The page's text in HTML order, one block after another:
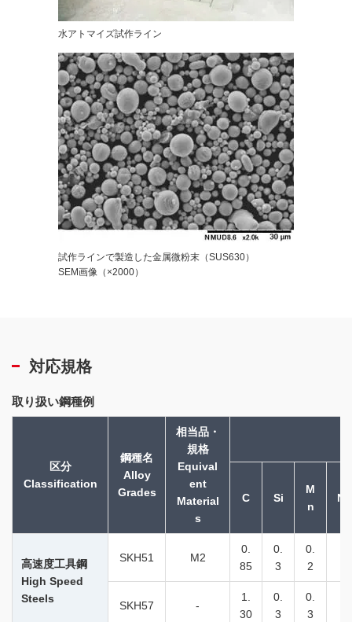
水アトマイズ試作ライン
試作ラインで製造した金属微粉末（SUS630）
SEM画像（×2000）
対応規格
取り扱い鋼種例
区分
Classification
鋼種名
Alloy
Grades
相当品・
規格
Equival
ent
Material
s
C Si
M
n
Ni
高速度工具鋼
High Speed
Steels
SKH51 M2
0.
85
0.
3
0.
2
SKH57 -
1.
30
0.
3
0.
3